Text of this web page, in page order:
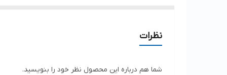
نظرات
شما هم درباره این محصول نظر خود را بنویسید.